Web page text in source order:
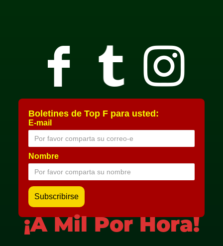
Boletines de Top F para usted:
E-mail
Nombre
¡A Mil Por Hora!